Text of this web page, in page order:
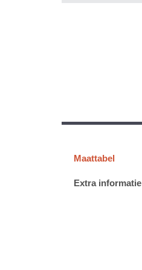
Maattabel
Extra informatie